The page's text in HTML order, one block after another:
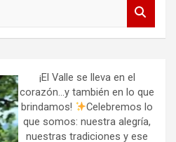
¡El Valle se lleva en el
corazón…y también en lo que
brindamos!
Celebremos lo
que somos: nuestra alegría,
nuestras tradiciones y ese